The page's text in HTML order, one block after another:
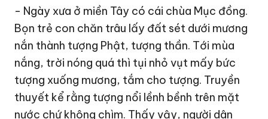
- Ngày xưa ở miền Tây có cái chùa Mục đồng.
Bọn trẻ con chăn trâu lấy đất sét dưới mương
nắn thành tượng Phật, tượng thần. Tới mùa
nắng, trời nóng quá thì tụi nhỏ vụt mấy bức
tượng xuống mương, tắm cho tượng. Truyền
thuyết kể rằng tượng nổi lềnh bềnh trên mặt
nước chứ không chìm. Thấy vậy, người dân